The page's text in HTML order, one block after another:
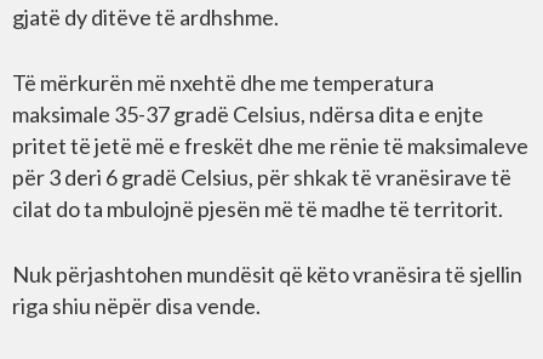
gjatë dy ditëve të ardhshme.
Të mërkurën më nxehtë dhe me temperatura
maksimale 35-37 gradë Celsius, ndërsa dita e enjte
pritet të jetë më e freskët dhe me rënie të maksimaleve
për 3 deri 6 gradë Celsius, për shkak të vranësirave të
cilat do ta mbulojnë pjesën më të madhe të territorit.
Nuk përjashtohen mundësit që këto vranësira të sjellin
riga shiu nëpër disa vende.